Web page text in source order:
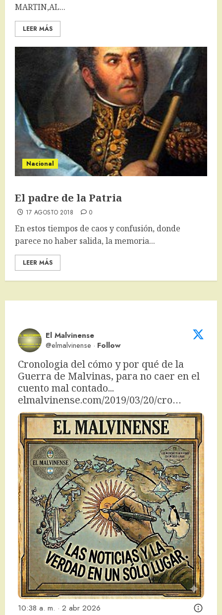
MARTIN,AL...
LEER MÁS
Nacional
El padre de la Patria
17 AGOSTO 2018 0
En estos tiempos de caos y confusión, donde
parece no haber salida, la memoria...
LEER MÁS
El Malvinense
@elmalvinense · Follow
Cronologia del cómo y por qué de la
Guerra de Malvinas, para no caer en el
elmalvinense.com/2019/03/20/cro…
10:38 a. m. · 2 abr 2026